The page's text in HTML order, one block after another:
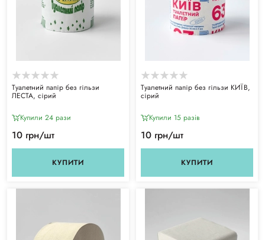
Туалетний папір без гільзи
ЛЕСТА, сірий
Купили 24 рази
10 грн/шт
КУПИТИ
Туалетний папір без гільзи КИЇВ,
сірий
Купили 15 разiв
10 грн/шт
КУПИТИ